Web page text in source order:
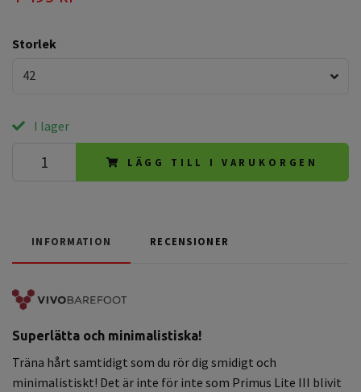
Storlek
42
I lager
LÄGG TILL I VARUKORGEN
INFORMATION RECENSIONER
Superlätta och minimalistiska!
Träna hårt samtidigt som du rör dig smidigt och
minimalistiskt! Det är inte för inte som Primus Lite III blivit